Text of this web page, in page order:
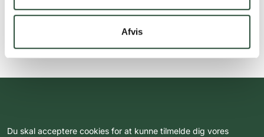
Afvis
Du skal acceptere cookies for at kunne tilmelde dig vores